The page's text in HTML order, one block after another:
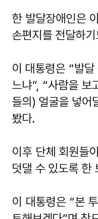
한 발달장애인은
손편지를 전달하
이 대통령은 “발
느냐”, “사람을 보
들의) 얼굴을 넣어
봤다.
이후 단체 회원들
덧댈 수 있도록 한
이 대통령은 “본